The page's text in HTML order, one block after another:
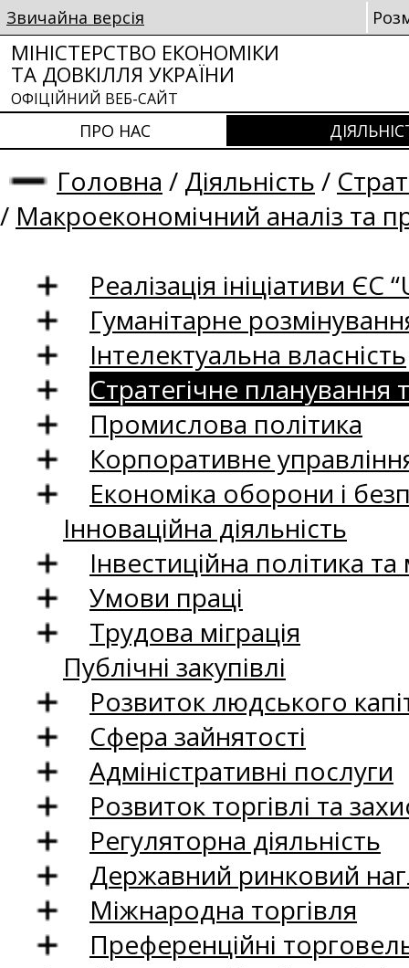
Звичайна версія
МІНІСТЕРСТВО ЕКОНОМІКИ
ТА ДОВКІЛЛЯ УКРАЇНИ
ОФІЦІЙНИЙ ВЕБ-САЙТ
ПРО НАС
Головна / Діяльність /
/ Макроекономічний аналіз та
Реалізація ініціативи ЄС
Гуманітарне
Інтелектуальна власність
Стратегічне
Промислова політика
Корпоративне
Економіка оборони і
Інноваційна діяльність
Інвестиційна політика
Умови праці
Трудова міграція
Публічні закупівлі
Розвиток людського
Сфера зайнятості
Адміністративні послуги
Розвиток торгівлі та
Регуляторна діяльність
Державний ринковий
Міжнародна торгівля
Преференційні